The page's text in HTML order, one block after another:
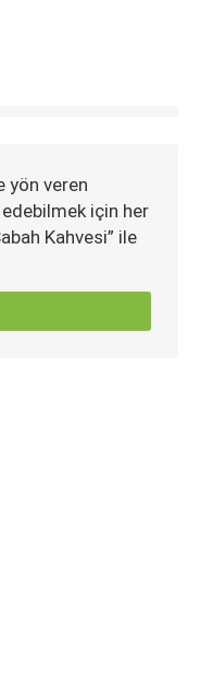
yön veren
için her
Kahvesi” ile